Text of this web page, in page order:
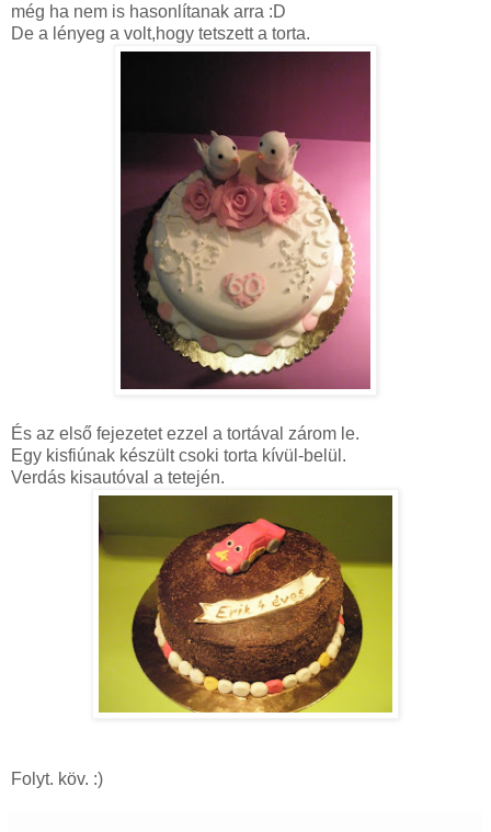
még ha nem is hasonlítanak arra :D
De a lényeg a volt,hogy tetszett a torta.
És az első fejezetet ezzel a tortával zárom le.
Egy kisfiúnak készült csoki torta kívül-belül.
Verdás kisautóval a tetején.
Folyt. köv. :)